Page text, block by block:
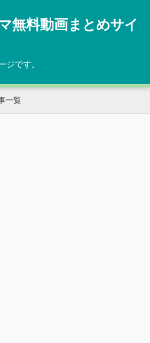
無料動画まとめサイ
ジです。
一覧